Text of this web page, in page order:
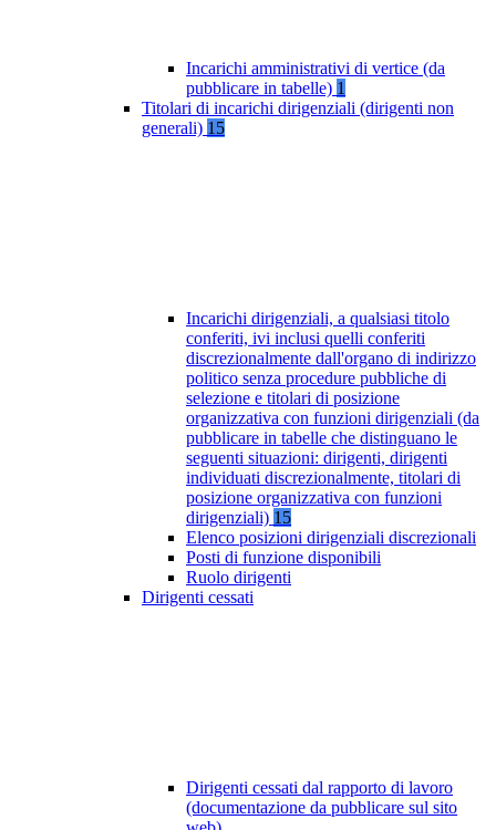
Incarichi amministrativi di vertice (da
pubblicare in tabelle) 1
Titolari di incarichi dirigenziali (dirigenti non
generali) 15
Incarichi dirigenziali, a qualsiasi titolo
conferiti, ivi inclusi quelli conferiti
discrezionalmente dall'organo di indirizzo
politico senza procedure pubbliche di
selezione e titolari di posizione
organizzativa con funzioni dirigenziali (da
pubblicare in tabelle che distinguano le
seguenti situazioni: dirigenti, dirigenti
individuati discrezionalmente, titolari di
posizione organizzativa con funzioni
dirigenziali) 15
Elenco posizioni dirigenziali discrezionali
Posti di funzione disponibili
Ruolo dirigenti
Dirigenti cessati
Dirigenti cessati dal rapporto di lavoro
(documentazione da pubblicare sul sito